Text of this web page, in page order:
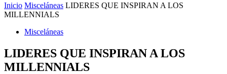
Inicio Misceláneas LIDERES QUE INSPIRAN A LOS
MILLENNIALS
Misceláneas
LIDERES QUE INSPIRAN A LOS
MILLENNIALS